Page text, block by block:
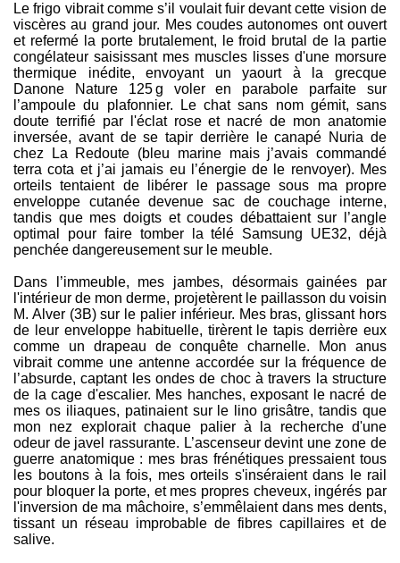
Le frigo vibrait comme s’il voulait fuir devant cette vision de
viscères au grand jour. Mes coudes autonomes ont ouvert
et refermé la porte brutalement, le froid brutal de la partie
congélateur saisissant mes muscles lisses d'une morsure
thermique inédite, envoyant un yaourt à la grecque
Danone Nature 125 g voler en parabole parfaite sur
l’ampoule du plafonnier. Le chat sans nom gémit, sans
doute terrifié par l'éclat rose et nacré de mon anatomie
inversée, avant de se tapir derrière le canapé Nuria de
chez La Redoute (bleu marine mais j’avais commandé
terra cota et j’ai jamais eu l’énergie de le renvoyer). Mes
orteils tentaient de libérer le passage sous ma propre
enveloppe cutanée devenue sac de couchage interne,
tandis que mes doigts et coudes débattaient sur l’angle
optimal pour faire tomber la télé Samsung UE32, déjà
penchée dangereusement sur le meuble.
Dans l’immeuble, mes jambes, désormais gainées par
l'intérieur de mon derme, projetèrent le paillasson du voisin
M. Alver (3B) sur le palier inférieur. Mes bras, glissant hors
de leur enveloppe habituelle, tirèrent le tapis derrière eux
comme un drapeau de conquête charnelle. Mon anus
vibrait comme une antenne accordée sur la fréquence de
l’absurde, captant les ondes de choc à travers la structure
de la cage d'escalier. Mes hanches, exposant le nacré de
mes os iliaques, patinaient sur le lino grisâtre, tandis que
mon nez explorait chaque palier à la recherche d'une
odeur de javel rassurante. L’ascenseur devint une zone de
guerre anatomique : mes bras frénétiques pressaient tous
les boutons à la fois, mes orteils s'inséraient dans le rail
pour bloquer la porte, et mes propres cheveux, ingérés par
l'inversion de ma mâchoire, s’emmêlaient dans mes dents,
tissant un réseau improbable de fibres capillaires et de
salive.